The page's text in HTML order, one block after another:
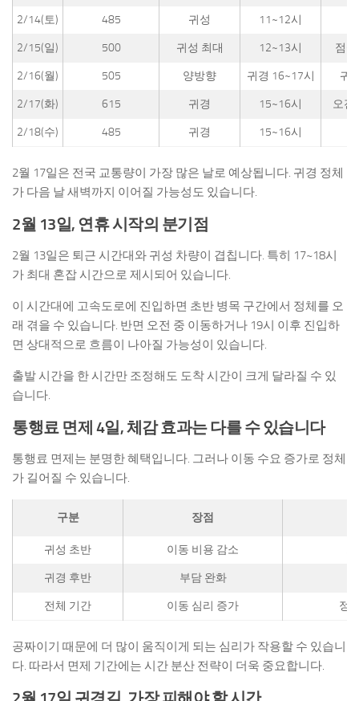
2/14(토) 485 귀성 11~12시
2/15(일) 500 귀성 최대 12~13시 점
2/16(월) 505 양방향 귀경 16~17시 귀
2/17(화) 615 귀경 15~16시 오전
2/18(수) 485 귀경 15~16시
2월 17일은 전국 교통량이 가장 많은 날로 예상됩니다. 귀경 정체
가 다음 날 새벽까지 이어질 가능성도 있습니다.
2월 13일, 연휴 시작의 분기점
2월 13일은 퇴근 시간대와 귀성 차량이 겹칩니다. 특히 17~18시
가 최대 혼잡 시간으로 제시되어 있습니다.
이 시간대에 고속도로에 진입하면 초반 병목 구간에서 정체를 오
래 겪을 수 있습니다. 반면 오전 중 이동하거나 19시 이후 진입하
면 상대적으로 흐름이 나아질 가능성이 있습니다.
출발 시간을 한 시간만 조정해도 도착 시간이 크게 달라질 수 있
습니다.
통행료 면제 4일, 체감 효과는 다를 수 있습니다
통행료 면제는 분명한 혜택입니다. 그러나 이동 수요 증가로 정체
가 길어질 수 있습니다.
구분 장점
귀성 초반 이동 비용 감소
귀경 후반 부담 완화
전체 기간 이동 심리 증가 정
공짜이기 때문에 더 많이 움직이게 되는 심리가 작용할 수 있습니
다. 따라서 면제 기간에는 시간 분산 전략이 더욱 중요합니다.